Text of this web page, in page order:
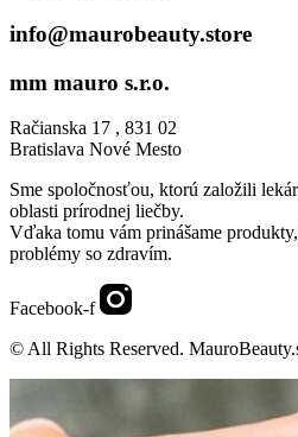
info@maurobeauty.store
mm mauro s.r.o.
Račianska 17 , 831 02
Bratislava Nové Mesto
Sme spoločnosťou, ktorú založili
oblasti prírodnej liečby.
Vďaka tomu vám prinášame
problémy so zdravím.
Facebook-f
© All Rights Reserved.